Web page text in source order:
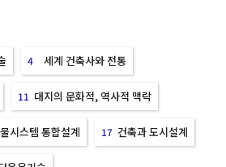
4 세계 건축사와 전통
11 대지의 문화적, 역사적 맥락
시스템 통합설계 17 건축과 도시설계